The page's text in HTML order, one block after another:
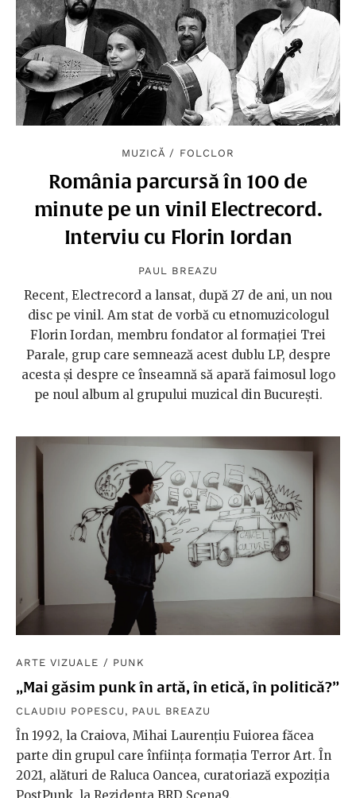
MUZICĂ / FOLCLOR
România parcursă în 100 de
minute pe un vinil Electrecord.
Interviu cu Florin Iordan
PAUL BREAZU
Recent, Electrecord a lansat, după 27 de ani, un nou
disc pe vinil. Am stat de vorbă cu etnomuzicologul
Florin Iordan, membru fondator al formației Trei
Parale, grup care semnează acest dublu LP, despre
acesta și despre ce înseamnă să apară faimosul logo
pe noul album al grupului muzical din București.
ARTE VIZUALE / PUNK
„Mai găsim punk în artă, în etică, în politică?”
CLAUDIU POPESCU , PAUL BREAZU
În 1992, la Craiova, Mihai Laurențiu Fuiorea făcea
parte din grupul care înființa formația Terror Art. În
2021, alături de Raluca Oancea, curatoriază expoziția